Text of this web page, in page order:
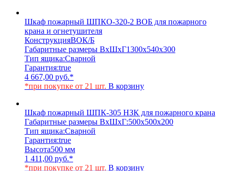
Шкаф пожарный ШПКО-320-2 ВОБ для пожарного
крана и огнетушителя
КонструкцияВОК/Б
Габаритные размеры ВхШхГ1300х540х300
Тип ящика:Сварной
Гарантия:true
4 667,00 руб.*
*при покупке от 21 шт. В корзину
Шкаф пожарный ШПК-305 НЗК для пожарного крана
Габаритные размеры ВхШхГ:500х500х200
Тип ящика:Сварной
Гарантия:true
Высота500 мм
1 411,00 руб.*
*при покупке от 21 шт. В корзину